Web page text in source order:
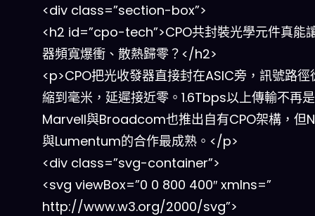
<div class=”section-box”>
<h2 id=”cpo-tech”>CPO共封裝光學元件真能
器頻寬爆衝、散熱歸零？</h2>
<p>CPO把光收發器直接封在ASIC旁，訊號路徑
縮到毫米，延遲接近零。1.6Tbps以上傳輸不再
Marvell與Broadcom也推出自有CPO架構，但
與Lumentum的合作最成熟。</p>
<div class=”svg-container”>
<svg viewBox=”0 0 800 400″ xmlns=”
http://www.w3.org/2000/svg”>